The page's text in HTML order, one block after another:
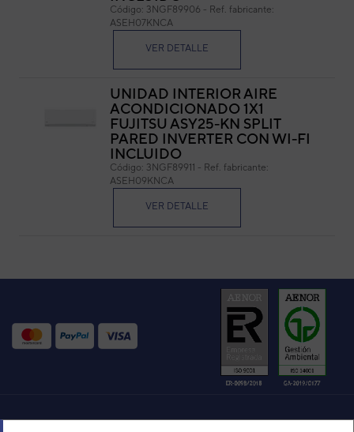
Código: 3NGF89906 - Ref. fabricante:
ASEH07KNCA
VER DETALLE
UNIDAD INTERIOR AIRE
ACONDICIONADO 1X1
FUJITSU ASY25-KN SPLIT
PARED INVERTER CON WI-FI
INCLUIDO
Código: 3NGF89911 - Ref. fabricante:
ASEH09KNCA
VER DETALLE
FUJITSU ASY35-KN SPLIT
PARED INVERTER CON WI-FI
Código:
Ref. fabricante:
ASEH12KNCA
ACONDICIONADO 1X1